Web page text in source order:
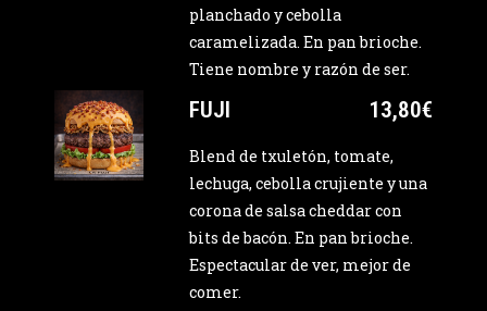
planchado y cebolla
caramelizada. En pan brioche.
Tiene nombre y razón de ser.
FUJI 13,80€
Blend de txuletón, tomate,
lechuga, cebolla crujiente y una
corona de salsa cheddar con
bits de bacón. En pan brioche.
Espectacular de ver, mejor de
comer.